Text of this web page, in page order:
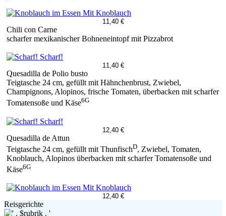
Mit Knoblauch
11,40 €
Chili con Carne
scharfer mexikanischer Bohneneintopf mit Pizzabrot
Scharf!
11,40 €
Quesadilla de Polio busto
Teigtasche 24 cm, gefüllt mit Hähnchenbrust, Zwiebel,
Champignons, Alopinos, frische Tomaten, überbacken mit scharfer
Tomatensoße und Käse6G
Scharf!
12,40 €
Quesadilla de Attun
Teigtasche 24 cm, gefüllt mit ThunfischD, Zwiebel, Tomaten,
Knoblauch, Alopinos überbacken mit scharfer Tomatensoße und
Käse6G
Mit Knoblauch
12,40 €
Reisgerichte